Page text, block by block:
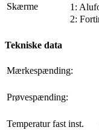
Skærme
1:
2:
Tekniske data
Mærkespænding:
Prøvespænding:
Temperatur fast inst.